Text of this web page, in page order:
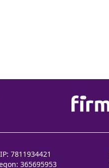
7811934421
365695953